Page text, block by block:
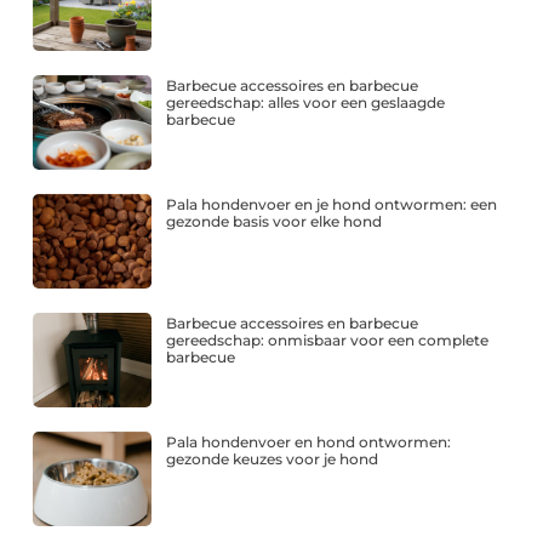
Barbecue accessoires en barbecue
gereedschap: alles voor een geslaagde
barbecue
Pala hondenvoer en je hond ontwormen: een
gezonde basis voor elke hond
Barbecue accessoires en barbecue
gereedschap: onmisbaar voor een complete
barbecue
Pala hondenvoer en hond ontwormen:
gezonde keuzes voor je hond